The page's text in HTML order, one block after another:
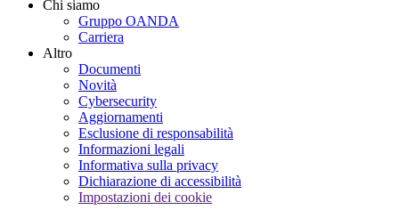
Chi siamo
Gruppo OANDA
Carriera
Altro
Documenti
Novità
Cybersecurity
Aggiornamenti
Esclusione di responsabilità
Informazioni legali
Informativa sulla privacy
Dichiarazione di accessibilità
Impostazioni dei cookie